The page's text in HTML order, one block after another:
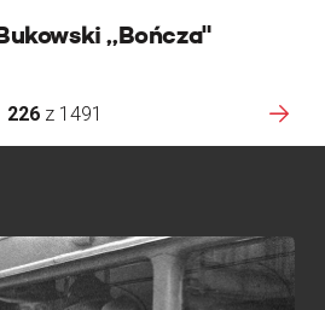
,,Bończa"
226z 1491